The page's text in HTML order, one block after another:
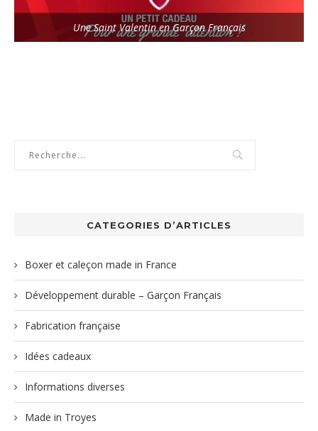
Une Saint Valentin en Garçon Français
CATEGORIES D’ARTICLES
Boxer et caleçon made in France
Développement durable – Garçon Français
Fabrication française
Idées cadeaux
Informations diverses
Made in Troyes